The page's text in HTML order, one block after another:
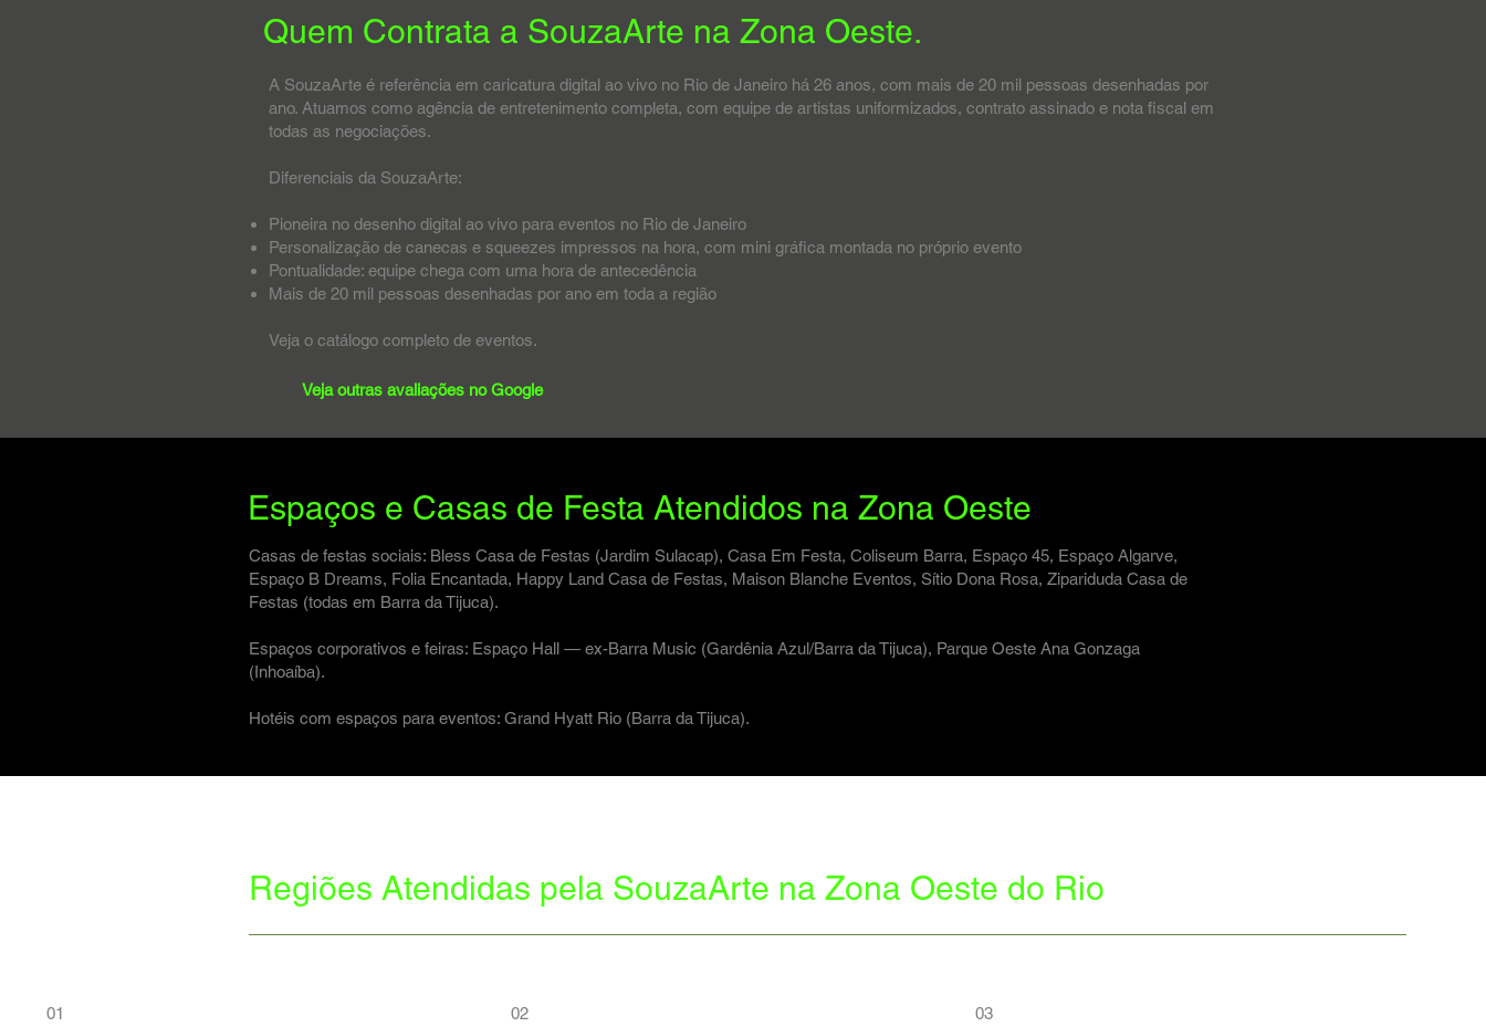
Quem Contrata a SouzaArte na Zona Oeste.
A SouzaArte é referência em caricatura digital ao vivo no Rio de Janeiro há 26 anos, com mais de 20 mil pessoas desenhadas por
ano. Atuamos como agência de entretenimento completa, com equipe de artistas uniformizados, contrato assinado e nota fiscal em
todas as negociações.
Diferenciais da SouzaArte:
Pioneira no desenho digital ao vivo para eventos no Rio de Janeiro
Personalização de canecas e squeezes impressos na hora, com mini gráfica montada no próprio evento
Pontualidade: equipe chega com uma hora de antecedência
Mais de 20 mil pessoas desenhadas por ano em toda a região
Veja o catálogo completo de eventos.
Veja outras avaliações no Google
Espaços e Casas de Festa Atendidos na Zona Oeste
Casas de festas sociais: Bless Casa de Festas (Jardim Sulacap), Casa Em Festa, Coliseum Barra, Espaço 45, Espaço Algarve,
Espaço B Dreams, Folia Encantada, Happy Land Casa de Festas, Maison Blanche Eventos, Sítio Dona Rosa, Zipariduda Casa de
Festas (todas em Barra da Tijuca).
Espaços corporativos e feiras: Espaço Hall — ex-Barra Music (Gardênia Azul/Barra da Tijuca), Parque Oeste Ana Gonzaga
(Inhoaíba).
Hotéis com espaços para eventos: Grand Hyatt Rio (Barra da Tijuca).
Regiões Atendidas pela SouzaArte na Zona Oeste do Rio
01 02 03